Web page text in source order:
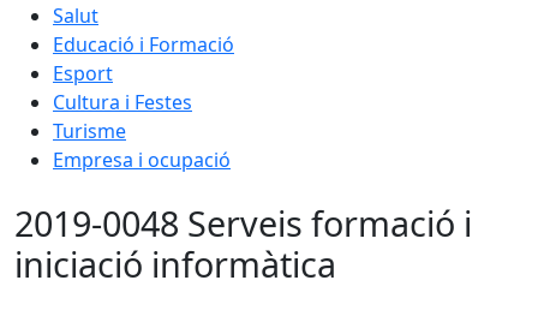
Salut
Educació i Formació
Esport
Cultura i Festes
Turisme
Empresa i ocupació
2019-0048 Serveis formació i
iniciació informàtica